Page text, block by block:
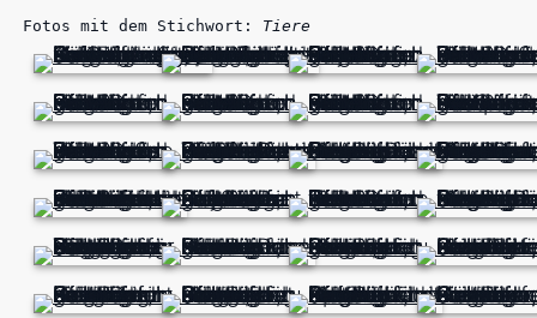
Fotos mit dem Stichwort: Tiere